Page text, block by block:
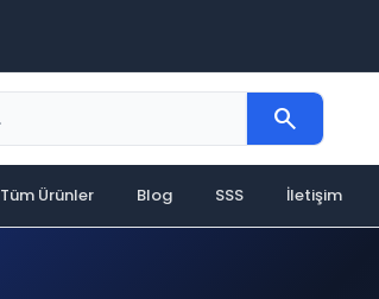
search
Tüm Ürünler Blog SSS İletişim